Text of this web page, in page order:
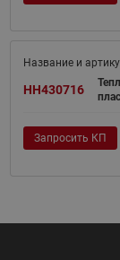
HH430716
Запросить КП